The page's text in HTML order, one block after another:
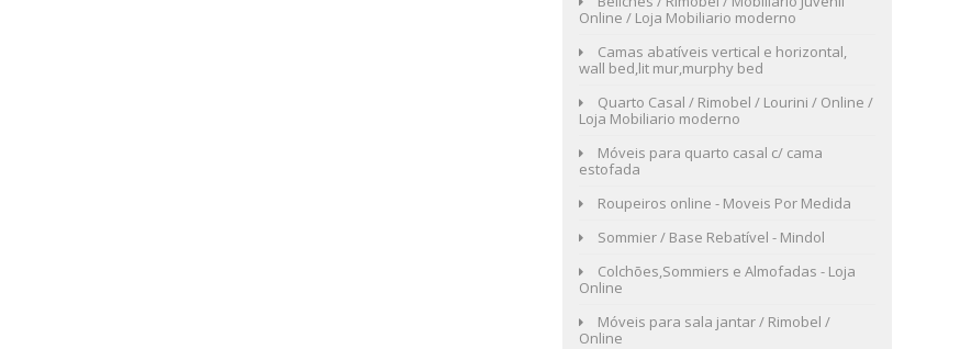
Online / Loja Mobiliario moderno
Camas abatíveis vertical e horizontal,
wall bed,lit mur,murphy bed
Quarto Casal / Rimobel / Lourini / Online /
Loja Mobiliario moderno
Móveis para quarto casal c/ cama
estofada
Roupeiros online - Moveis Por Medida
Sommier / Base Rebatível - Mindol
Colchões,Sommiers e Almofadas - Loja
Online
Móveis para sala jantar / Rimobel /
Online